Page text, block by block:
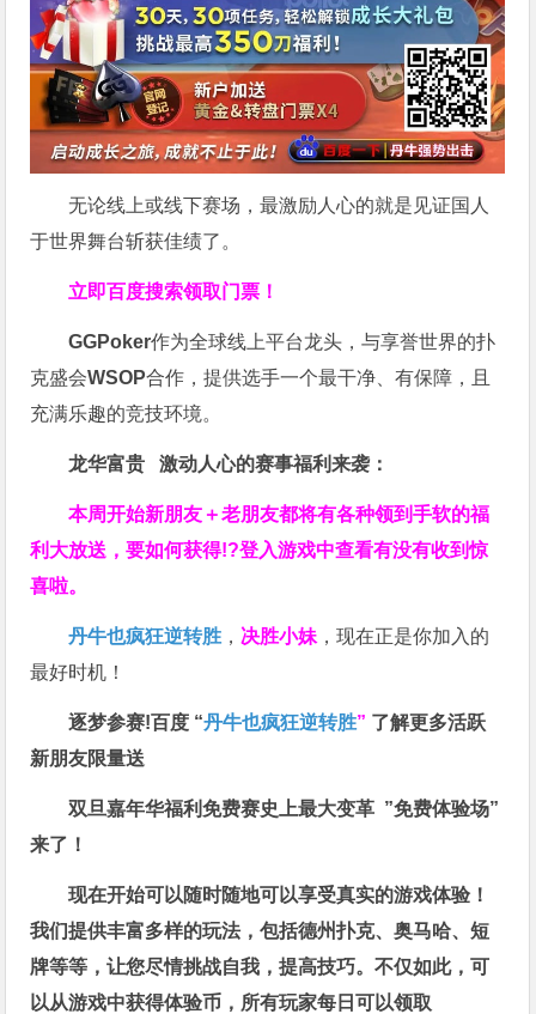
无论线上或线下赛场，最激励人心的就是见证国人
于世界舞台斩获佳绩了。
立即百度搜索领取门票！
GGPoker作为全球线上平台龙头，与享誉世界的扑
克盛会WSOP合作，提供选手一个最干净、有保障，且
充满乐趣的竞技环境。
龙华富贵 激动人心的赛事福利来袭：
本周开始新朋友＋老朋友都将有各种领到手软的福
利大放送，要如何获得!?登入游戏中查看有没有收到惊
喜啦。
丹牛也疯狂逆转胜 ， 决胜小妹 ，现在正是你加入的
最好时机！
逐梦参赛!百度 “丹牛也疯狂逆转胜” 了解更多活跃
新朋友限量送
双旦嘉年华福利免费赛史上最大变革 ”免费体验场”
来了！
现在开始可以随时随地可以享受真实的游戏体验！
我们提供丰富多样的玩法，包括德州扑克、奥马哈、短
牌等等，让您尽情挑战自我，提高技巧。不仅如此，可
以从游戏中获得体验币，所有玩家每日可以领取